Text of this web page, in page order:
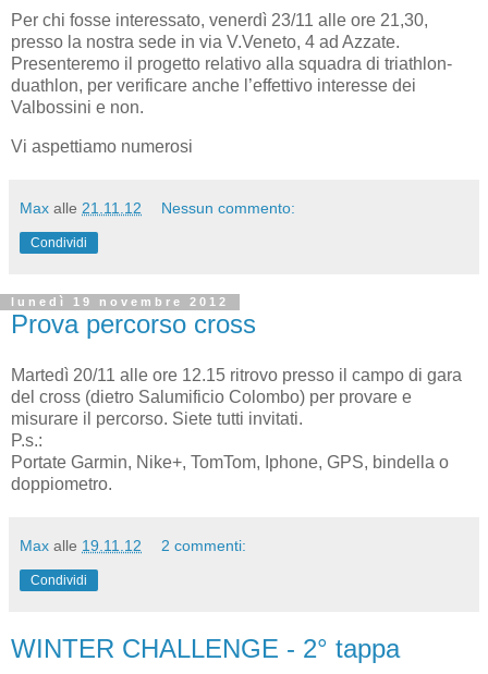
Per chi fosse interessato, venerdì 23/11 alle ore 21,30,
presso la nostra sede in via V.Veneto, 4 ad Azzate.
Presenteremo il progetto relativo alla squadra di triathlon-
duathlon, per verificare anche l’effettivo interesse dei
Valbossini e non.
Vi aspettiamo numerosi
Max alle 21.11.12 Nessun commento:
Condividi
lunedì 19 novembre 2012
Prova percorso cross
Martedì 20/11 alle ore 12.15 ritrovo presso il campo di gara
del cross (dietro Salumificio Colombo) per provare e
misurare il percorso. Siete tutti invitati.
P.s.:
Portate Garmin, Nike+, TomTom, Iphone, GPS, bindella o
doppiometro.
Max alle 19.11.12 2 commenti:
Condividi
WINTER CHALLENGE - 2° tappa